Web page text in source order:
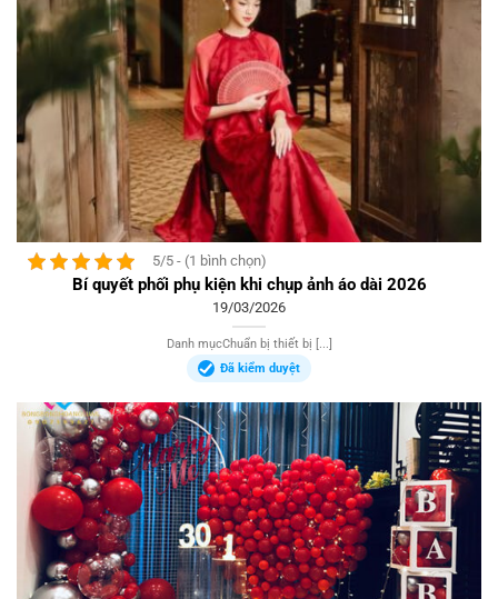
5/5 - (1 bình chọn)
Bí quyết phối phụ kiện khi chụp ảnh áo dài 2026
19/03/2026
Danh mụcChuẩn bị thiết bị [...]
Đã kiểm duyệt